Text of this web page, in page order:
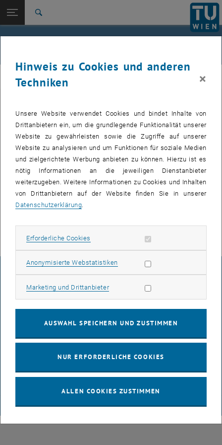
TU Login
Studium
International
Zur 1. Menü Ebene
femTUme
Zurück: Subseiten von femTUme auflisten
Zurück zur letzten Ebene:
femTUme
Jour fixe
femTUme
VERANSTALTUNGEN VOM 21. JULI 2026
Stammtisch 04.08.
04
AUG. 26
04 August 2026 bis
–
ANDERE tba, 1060 Wien
© TU Wien# 65814
IMPRESSUM
BARRIEREFREIHEITSERKLÄRUNG
DATENSCHUTZERKLÄRUNG (PDF)
COOKIEEINSTELLUNGEN
Hinweis zu Cookies und anderen
Techniken
×
Unsere Website verwendet Cookies und bindet Inhalte von
Drittanbietern ein, um die grundlegende Funktionalität unserer
Website zu gewährleisten sowie die Zugriffe auf unserer
Website zu analysieren und um Funktionen für soziale Medien
und zielgerichtete Werbung anbieten zu können. Hierzu ist es
nötig Informationen an die jeweiligen Dienstanbieter
weiterzugeben. Weitere Informationen zu Cookies und Inhalten
von Drittanbietern auf der Website finden Sie in unserer
Datenschutzerklärung.
Erforderliche Cookies Erforderliche Cookies zulassen
Anonymisierte WebstatistikenStatistik Cookies zulassen
Marketing und DrittanbieterMarketing Cookies zulassen
AUSWAHL SPEICHERN UND ZUSTIMMEN
NUR ERFORDERLICHE COOKIES
ALLEN COOKIES ZUSTIMMEN